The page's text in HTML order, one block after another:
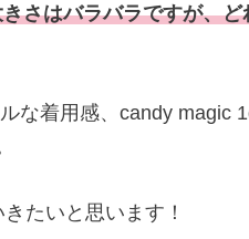
さはバラバラですが、
な着用感、candy magic
たいと思います！